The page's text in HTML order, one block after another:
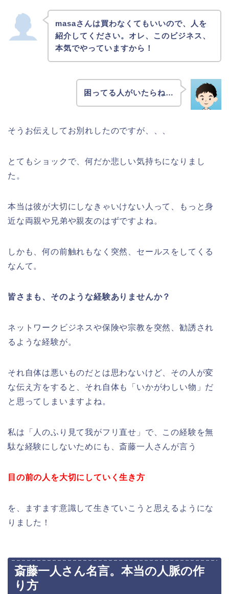
masaさんは買わなくてもいいので、人を
紹介してください。オレ、このビジネス、
本気でやっていますから！
困ってる人がいたらね…
そうお伝えしてお別れしたのですが、、、
とてもショックで、何だか悲しい気持ちになりまし
た。
本当は彼が大切にしなきゃいけない人って、もっと身
近な両親や兄弟や親友のはずですよね。
しかも、何の前触れもなく突然、セールスをしてくる
なんて。
皆さまも、そのような経験ありませんか？
ネットワークビジネスや保険や宗教を突然、勧誘され
るような経験が。
それ自体は悪いものだとは思わないけど、その人が変
な伝え方をすると、それ自体も「いかがわしい物」だ
と思ってしまいますよね。
私は「人のふり見て我がフリ直せ」で、この経験を無
駄な経験にしないためにも、斎藤一人さんが言う
目の前の人を大切にしていく生き方
を、ますます意識して生きていこうと思えるようにな
りました！
斎藤一人さん名言。本当の人脈の作
り方